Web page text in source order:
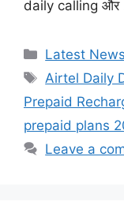
daily calling और
Categories
Latest News
Tags
Airtel Daily
Prepaid
prepaid plans
Leave a